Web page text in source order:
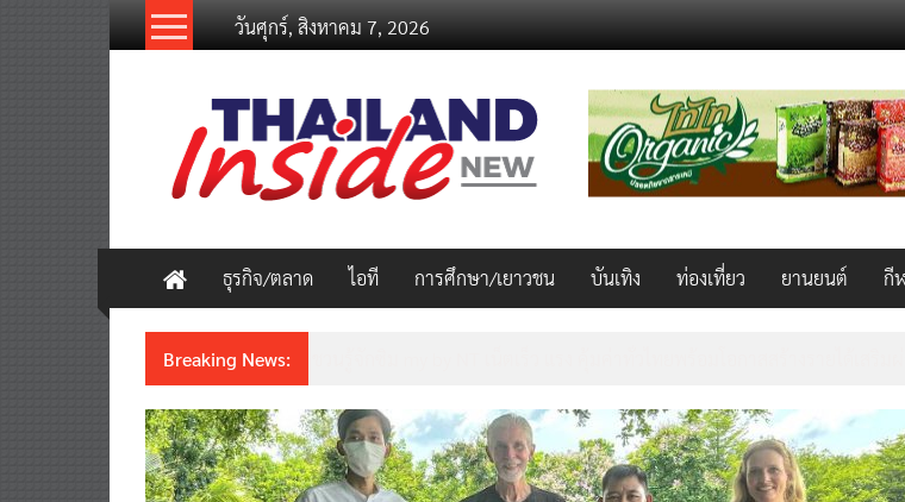
วันศุกร์, สิงหาคม 7, 2026
thailandinsidenew.com
Thailand
Inside
New
ธุรกิจ/ตลาด ไอที การศึกษา/เยาวชน บันเทิง ท่องเที่ยว ยานยนต์ กี
Breaking News: